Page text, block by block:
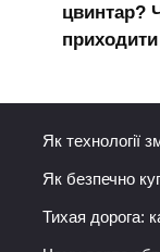
цвинтар?
Як технології
Як безпечно
Тихая дорога: